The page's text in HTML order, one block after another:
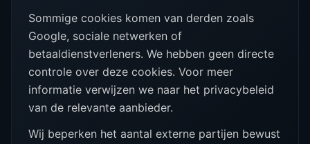
Sommige cookies komen van derden zoals
Google, sociale netwerken of
betaaldienstverleners. We hebben geen directe
controle over deze cookies. Voor meer
informatie verwijzen we naar het privacybeleid
van de relevante aanbieder.
Wij beperken het aantal externe partijen bewust